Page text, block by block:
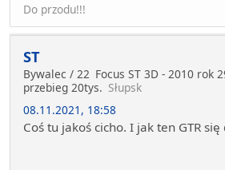
Do przodu!!!
ST
Bywalec / 22 Focus ST 3D - 2010 rok
przebieg 20tys. Słupsk
08.11.2021, 18:58
Coś tu jakoś cicho. I jak ten GTR